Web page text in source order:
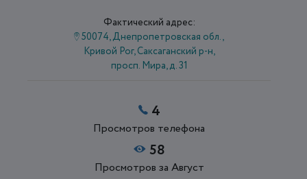
Фактический адрес:
50074, Днепропетровская обл.,
Кривой Рог, Саксаганский р-н,
просп. Мира, д. 31
4
Просмотров телефона
58
Просмотров за Август